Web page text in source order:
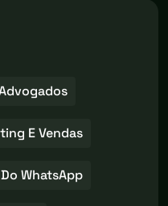
E Vendas
WhatsApp